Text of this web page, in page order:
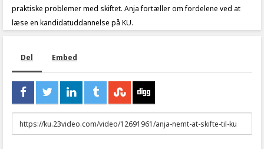
praktiske problemer med skiftet. Anja fortæller om fordelene ved at
læse en kandidatuddannelse på KU.
Del Embed
URL
to